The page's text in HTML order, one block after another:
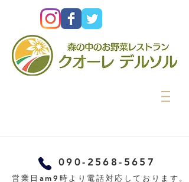
090-2568-5657
営業日am9時より電話対応しております。